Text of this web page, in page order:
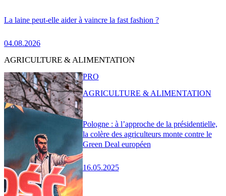
La laine peut-elle aider à vaincre la fast fashion ?
04.08.2026
AGRICULTURE & ALIMENTATION
Pologne : à l’approche de la présidentielle,
la colère des agriculteurs monte contre le
Green Deal européen
16.05.2025
PRO
AGRICULTURE & ALIMENTATION